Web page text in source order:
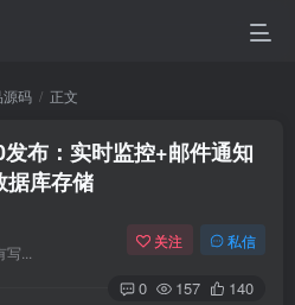
源码 正文
布：实时监控+邮件通知
据库存储
...
关注 私信
0 157 140